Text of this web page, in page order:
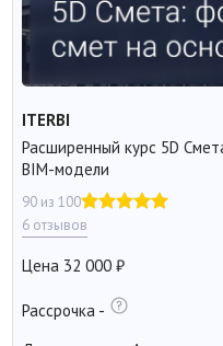
ITERBI
Расширенный курс 5D
BIM-модели
90 из 100
6 отзывов
Цена 32 000
Рассрочка -